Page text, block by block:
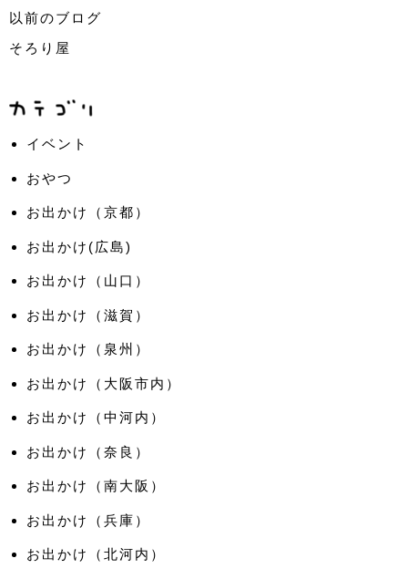
以前のブログ
そろり屋
イベント
おやつ
お出かけ（京都）
お出かけ(広島)
お出かけ（山口）
お出かけ（滋賀）
お出かけ（泉州）
お出かけ（大阪市内）
お出かけ（中河内）
お出かけ（奈良）
お出かけ（南大阪）
お出かけ（兵庫）
お出かけ（北河内）